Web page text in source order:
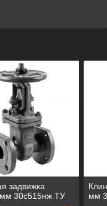
задвижка
30с515нж ТУ
мм